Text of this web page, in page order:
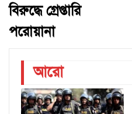
বিরুদ্ধে গ্রেপ্তারি
পরোয়ানা
আরো